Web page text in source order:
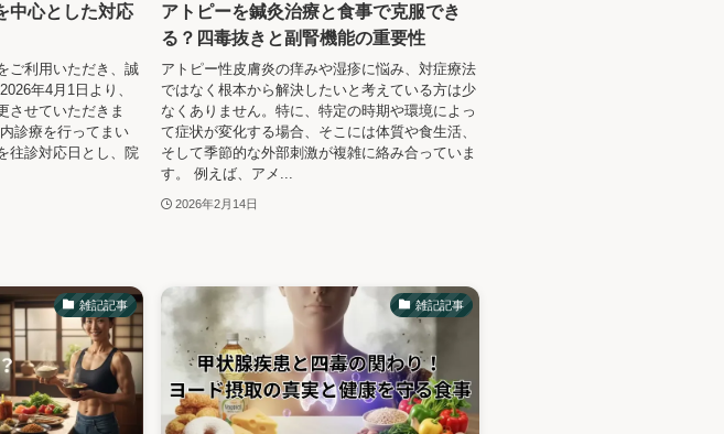
中心とした対応
ご利用いただき、誠
年4月1日より、
させていただきま
診療を行ってまい
往診対応日とし、院
アトピーを鍼灸治療と食事で克服でき
る？四毒抜きと副腎機能の重要性
アトピー性皮膚炎の痒みや湿疹に悩み、対症療法
ではなく根本から解決したいと考えている方は少
なくありません。特に、特定の時期や環境によっ
て症状が変化する場合、そこには体質や食生活、
そして季節的な外部刺激が複雑に絡み合っていま
す。 例えば、アメ...
2026年2月14日
雑記記事 雑記記事